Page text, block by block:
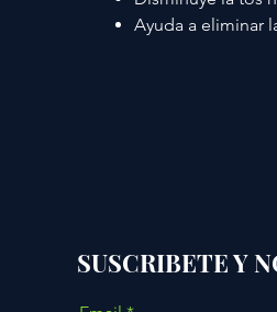
Ayuda a eliminar
SUSCRIBETE Y